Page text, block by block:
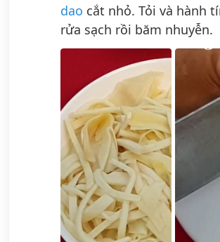
dao cắt nhỏ. Tỏi và hành
rửa sạch rồi băm nhuyễn.